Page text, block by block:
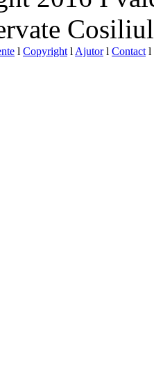
l Copyright l Ajutorl Contact l